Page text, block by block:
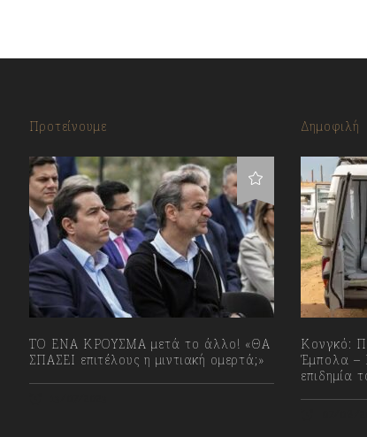
Προτείνουμε
ΤΟ ΕΝΑ ΚΡΟΥΣΜΑ μετά το άλλο! «ΘΑ
ΣΠΑΣΕΙ επιτέλους η μιντιακή ομερτά;»
Δημοφιλή
Κονγκό:
Έμπολα –
επιδημία